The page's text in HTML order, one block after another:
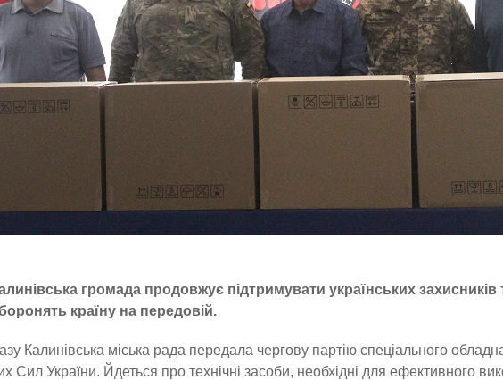
громада продовжує підтримувати українських захисників
країну на передовій.
Калинівська міська рада передала чергову партію спеціального
Сил України. Йдеться про технічні засоби, необхідні для ефективного